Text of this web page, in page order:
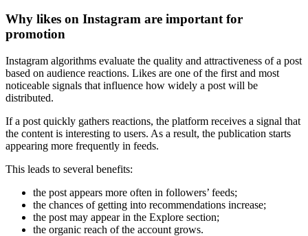
Why likes on Instagram are important for
promotion
Instagram algorithms evaluate the quality and attractiveness of a post
based on audience reactions. Likes are one of the first and most
noticeable signals that influence how widely a post will be
distributed.
If a post quickly gathers reactions, the platform receives a signal that
the content is interesting to users. As a result, the publication starts
appearing more frequently in feeds.
This leads to several benefits:
the post appears more often in followers’ feeds;
the chances of getting into recommendations increase;
the post may appear in the Explore section;
the organic reach of the account grows.